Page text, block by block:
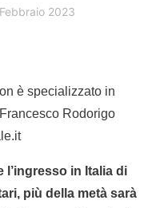
2023
è specializzato in
Rodorigo
l’ingresso in Italia di
più della metà sarà